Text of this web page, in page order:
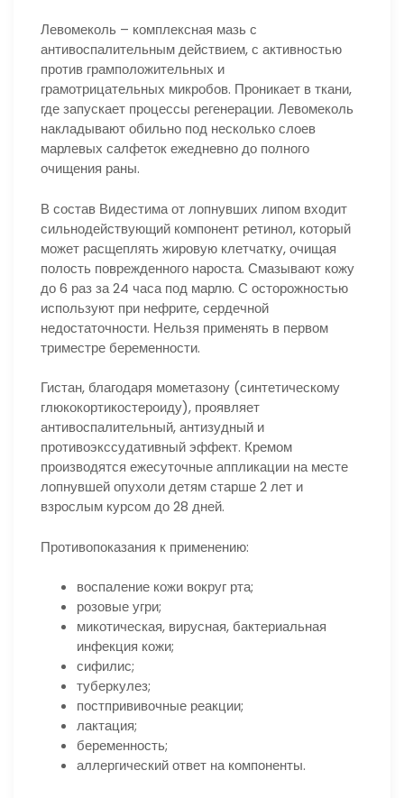
Левомеколь – комплексная мазь с
антивоспалительным действием, с активностью
против грамположительных и
грамотрицательных микробов. Проникает в ткани,
где запускает процессы регенерации. Левомеколь
накладывают обильно под несколько слоев
марлевых салфеток ежедневно до полного
очищения раны.
В состав Видестима от лопнувших липом входит
сильнодействующий компонент ретинол, который
может расщеплять жировую клетчатку, очищая
полость поврежденного нароста. Смазывают кожу
до 6 раз за 24 часа под марлю. С осторожностью
используют при нефрите, сердечной
недостаточности. Нельзя применять в первом
триместре беременности.
Гистан, благодаря мометазону (синтетическому
глюкокортикостероиду), проявляет
антивоспалительный, антизудный и
противоэкссудативный эффект. Кремом
производятся ежесуточные аппликации на месте
лопнувшей опухоли детям старше 2 лет и
взрослым курсом до 28 дней.
Противопоказания к применению:
воспаление кожи вокруг рта;
розовые угри;
микотическая, вирусная, бактериальная
инфекция кожи;
сифилис;
туберкулез;
постпрививочные реакции;
лактация;
беременность;
аллергический ответ на компоненты.